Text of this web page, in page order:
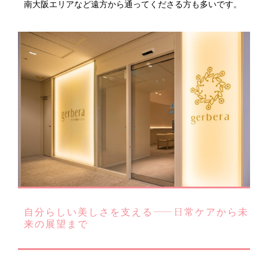
南大阪エリアなど遠方から通ってくださる方も多いです。
自分らしい美しさを支える——日常ケアから未
来の展望まで